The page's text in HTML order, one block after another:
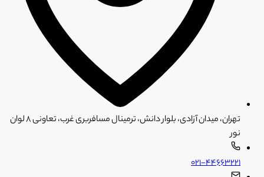
تهران، میدان آزادی، بلوار دانش، ترمینال مسافربری غرب، تعاونی ۸ لوان
نور
۰۲۱-۴۴۶۶۳۲۲۱